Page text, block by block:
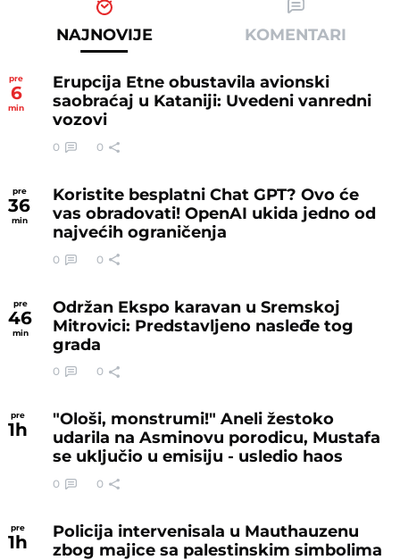
NAJNOVIJE KOMENTARI
pre
6
min
Erupcija Etne obustavila avionski
saobraćaj u Kataniji: Uvedeni vanredni
vozovi
0 0
pre
36
min
Koristite besplatni Chat GPT? Ovo će
vas obradovati! OpenAI ukida jedno od
najvećih ograničenja
0 0
pre
46
min
Održan Ekspo karavan u Sremskoj
Mitrovici: Predstavljeno nasleđe tog
grada
0 0
pre
1h
"Ološi, monstrumi!" Aneli žestoko
udarila na Asminovu porodicu, Mustafa
se uključio u emisiju - usledio haos
0 0
pre
1h
Policija intervenisala u Mauthauzenu
zbog majice sa palestinskim simbolima